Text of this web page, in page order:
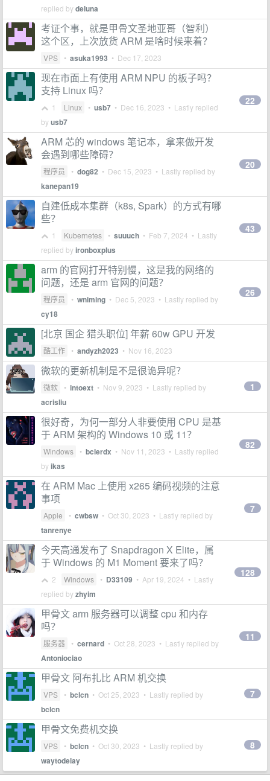
replied bydeluna
考证个事，就是甲骨文圣地亚哥（智利）
这个区，上次放货 ARM 是啥时候来着？
VPS • asuka1993 • Dec 17, 2023
现在市面上有使用 ARM NPU 的板子吗？
支持 Linux 吗？
1 Linux • usb7 • Dec 16, 2023 • Lastly replied
byusb7
22
ARM 芯的 windows 笔记本，拿来做开发
会遇到哪些障碍？
程序员 • dog82 • Dec 15, 2023 • Lastly replied by
kanepan19
20
自建低成本集群（k8s, Spark）的方式有哪
些？
1 Kubernetes • suuuch • Feb 7, 2024 • Lastly
replied byironboxplus
43
arm 的官网打开特别慢，这是我的网络的
问题，还是 arm 官网的问题？
程序员 • wniming • Dec 5, 2023 • Lastly replied by
cy18
26
[北京 国企 猎头职位] 年薪 60w GPU 开发
酷工作 • andyzh2023 • Nov 16, 2023
微软的更新机制是不是很诡异呢？
微软 • intoext • Nov 9, 2023 • Lastly replied by
acrisliu
1
很好奇，为何一部分人非要使用 CPU 是基
于 ARM 架构的 Windows 10 或 11？
Windows • bclerdx • Nov 11, 2023 • Lastly replied
byikas
82
在 ARM Mac 上使用 x265 编码视频的注意
事项
Apple • cwbsw • Oct 30, 2023 • Lastly replied by
tanrenye
7
今天高通发布了 Snapdragon X Elite，属
于 Windows 的 M1 Moment 要来了吗？
2 Windows • D33109 • Apr 19, 2024 • Lastly
replied byzhyim
128
甲骨文 arm 服务器可以调整 cpu 和内存
吗？
服务器 • cernard • Oct 28, 2023 • Lastly replied by
Antoniociao
11
甲骨文 阿布扎比 ARM 机交换
VPS • bclcn • Oct 25, 2023 • Lastly replied by
bclcn
7
甲骨文免费机交换
VPS • bclcn • Oct 30, 2023 • Lastly replied by
waytodelay
8